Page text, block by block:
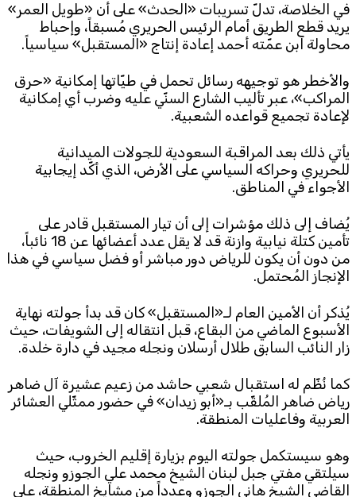
في الخلاصة، تدلّ تسريبات «الحدث» على أن «طويل العمر»
يريد قطع الطريق أمام الرئيس الحريري مُسبقاً، وإحباط
محاولة ابن عمّته أحمد إعادة إنتاج «المستقبل» سياسياً.
والأخطر هو توجيهه رسائل تحمل في طيّاتها إمكانية «حرق
المراكب»، عبر تأليب الشارع السنّي عليه وضرب أي إمكانية
لإعادة تجميع قواعده الشعبية.
يأتي ذلك بعد المراقبة السعودية للجولات الميدانية
للحريري وحراكه السياسي على الأرض، الذي أكّد إيجابية
الأجواء في المناطق.
يُضاف إلى ذلك مؤشرات إلى أن تيار المستقبل قادر على
تأمين كتلة نيابية وازنة قد لا يقل عدد أعضائها عن 18 نائباً،
من دون أن يكون للرياض دور مباشر أو فضل سياسي في هذا
الإنجاز المُحتمل.
يُذكر أن الأمين العام لـ«المستقبل» كان قد بدأ جولته نهاية
الأسبوع الماضي من البقاع، قبل انتقاله إلى الشويفات، حيث
زار النائب السابق طلال أرسلان ونجله مجيد في دارة خلدة.
كما نُظّم له استقبال شعبي حاشد من زعيم عشيرة آل ضاهر
رياض ضاهر المُلقّب بـ«أبو زيدان» في حضور ممثّلي العشائر
العربية وفاعليات المنطقة.
وهو سيستكمل جولته اليوم بزيارة إقليم الخروب، حيث
سيلتقي مفتي جبل لبنان الشيخ محمد علي الجوزو ونجله
القاضي الشيخ هاني الجوزو وعدداً من مشايخ المنطقة، على